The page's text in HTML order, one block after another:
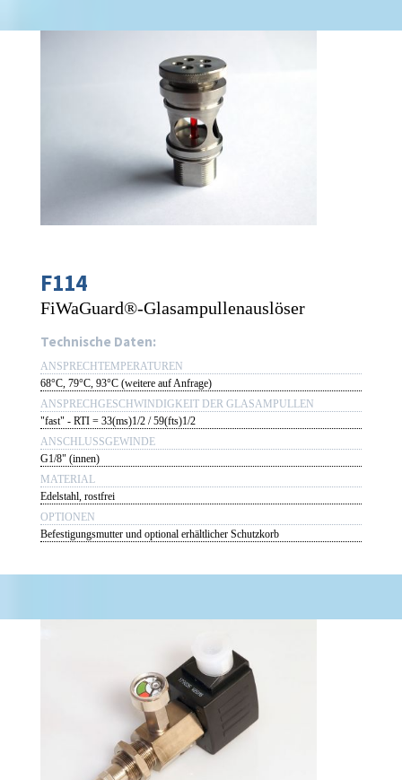
F114
FiWaGuard®-Glasampullenauslöser
Technische Daten:
ANSPRECHTEMPERATUREN
68°C, 79°C, 93°C (weitere auf Anfrage)
ANSPRECHGESCHWINDIGKEIT DER GLASAMPULLEN
"fast" - RTI = 33(ms)1/2 / 59(fts)1/2
ANSCHLUSSGEWINDE
G1/8" (innen)
MATERIAL
Edelstahl, rostfrei
OPTIONEN
Befestigungsmutter und optional erhältlicher Schutzkorb